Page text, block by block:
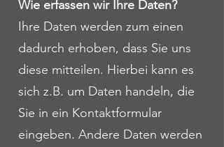
Wie erfassen wir Ihre Daten?
Ihre Daten werden zum einen
dadurch erhoben, dass Sie uns
diese mitteilen. Hierbei kann es
sich z.B. um Daten handeln, die
Sie in ein Kontaktformular
eingeben. Andere Daten werden